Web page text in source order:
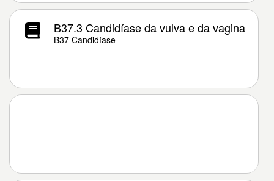
B37.3 Candidíase da vulva e da vagina
B37 Candidíase